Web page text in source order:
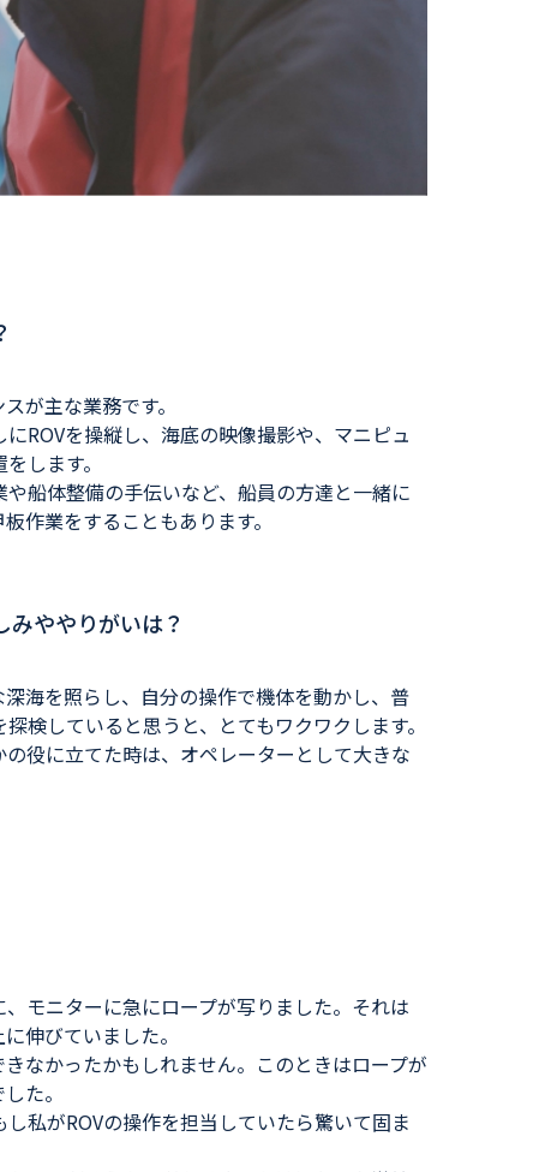
が主な業務です。
ROVを操縦し、海底の映像撮影や、マニピュ
します。
船体整備の手伝いなど、船員の方達と一緒に
作業をすることもあります。
みややりがいは？
海を照らし、自分の操作で機体を動かし、普
検していると思うと、とてもワクワクします。
役に立てた時は、オペレーターとして大きな
モニターに急にロープが写りました。それは
伸びていました。
なかったかもしれません。このときはロープが
た。
私がROVの操作を担当していたら驚いて固ま